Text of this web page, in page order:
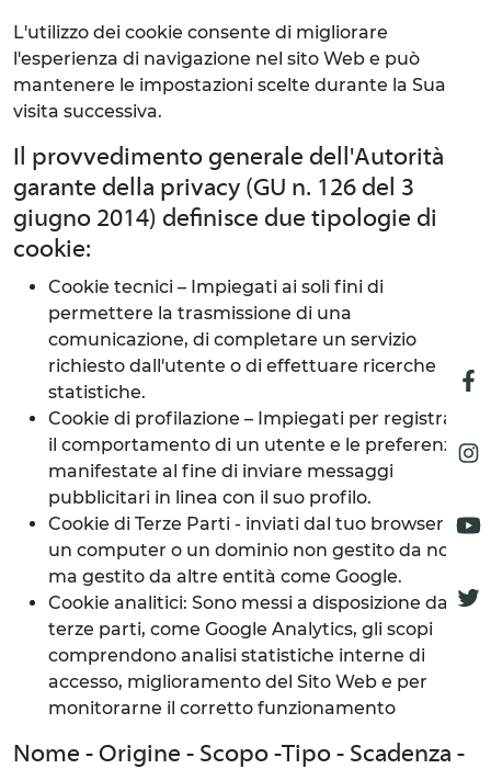
L'utilizzo dei cookie consente di migliorare
l'esperienza di navigazione nel sito Web e può
mantenere le impostazioni scelte durante la Sua
visita successiva.
Il provvedimento generale dell'Autorità
garante della privacy (GU n. 126 del 3
giugno 2014) definisce due tipologie di
cookie:
Cookie tecnici – Impiegati ai soli fini di
permettere la trasmissione di una
comunicazione, di completare un servizio
richiesto dall'utente o di effettuare ricerche
statistiche.
Cookie di profilazione – Impiegati per registrare
il comportamento di un utente e le preferenze
manifestate al fine di inviare messaggi
pubblicitari in linea con il suo profilo.
Cookie di Terze Parti - inviati dal tuo browser da
un computer o un dominio non gestito da noi,
ma gestito da altre entità come Google.
Cookie analitici: Sono messi a disposizione da
terze parti, come Google Analytics, gli scopi
comprendono analisi statistiche interne di
accesso, miglioramento del Sito Web e per
monitorarne il corretto funzionamento
Nome - Origine - Scopo -Tipo - Scadenza -